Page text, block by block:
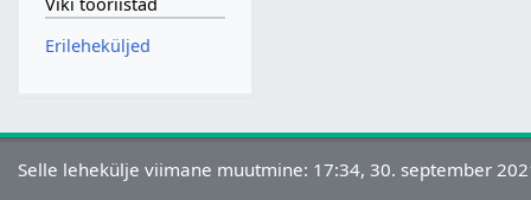
Erileheküljed
Selle lehekülje viimane muutmine: 17:34, 30. september